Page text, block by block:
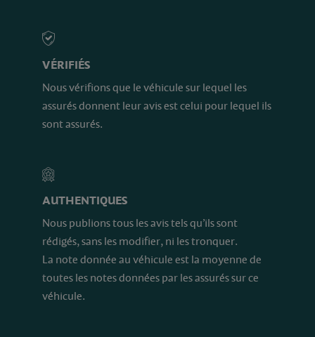
VÉRIFIÉS
Nous vérifions que le véhicule sur lequel les
assurés donnent leur avis est celui pour lequel ils
sont assurés.
AUTHENTIQUES
Nous publions tous les avis tels qu’ils sont
rédigés, sans les modifier, ni les tronquer.
La note donnée au véhicule est la moyenne de
toutes les notes données par les assurés sur ce
véhicule.